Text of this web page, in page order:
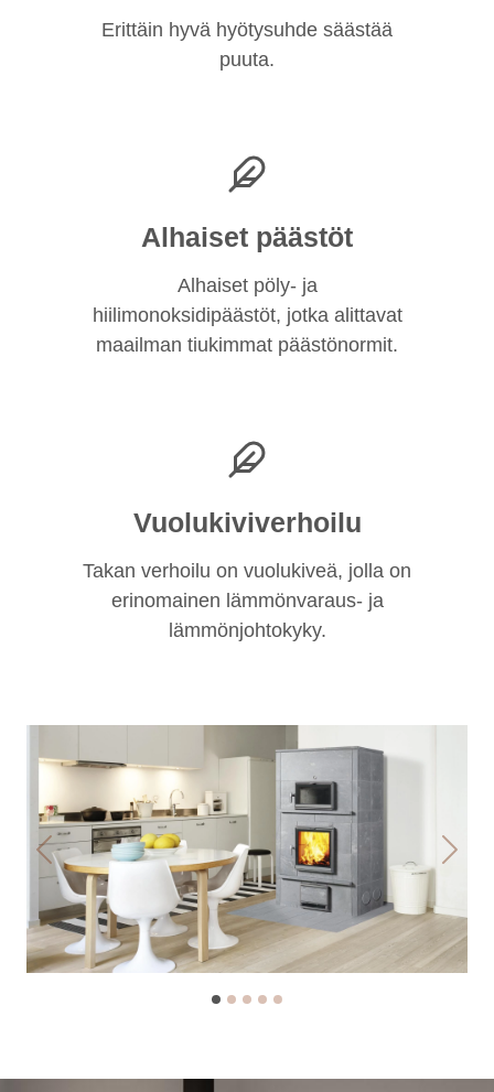
Erittäin hyvä hyötysuhde säästää
puuta.
Alhaiset päästöt
Alhaiset pöly- ja
hiilimonoksidipäästöt, jotka alittavat
maailman tiukimmat päästönormit.
Vuolukiviverhoilu
Takan verhoilu on vuolukiveä, jolla on
erinomainen lämmönvaraus- ja
lämmönjohtokyky.
Previous Next